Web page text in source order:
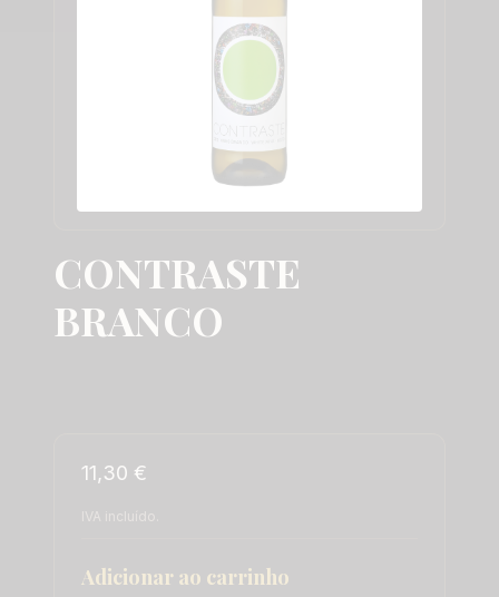
CONTRASTE
BRANCO
11,30 €
Adicionar ao carrinho